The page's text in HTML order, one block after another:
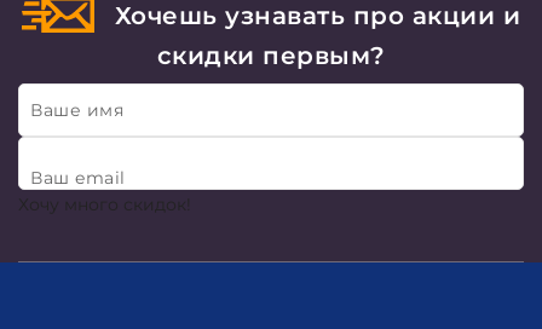
Хочешь узнавать про акции и
скидки первым?
Ваше имя
Ваш email
Хочу много скидок!